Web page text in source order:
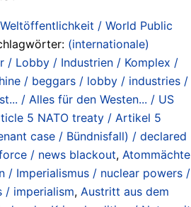
Weltöffentlichkeit / World Public
(internationale)
/ Lobby / Industrien / Komplex /
/ beggars / lobby / industries /
/ Alles für den Westen... / US
5 NATO treaty / Artikel 5
case / Bündnisfall) / declared
/ news blackout, Atommächte
/ Imperialismus / nuclear powers /
/ imperialism, Austritt aus dem